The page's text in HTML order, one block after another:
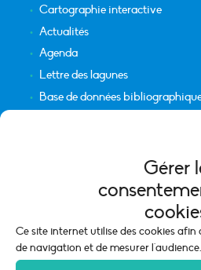
Gérer
Ce site internet utilise des cookies
de navigation et de mesurer l'audience.
Cartographie interactive
Actualités
Agenda
Lettre des lagunes
Base de données
Mentions légales
Politique de cookies (UE)